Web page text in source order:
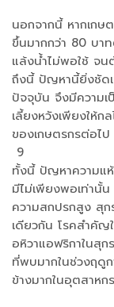
นอกจากนี้ หากเกษ
ขึ้นมากกว่า 80 บา
แล้งน้ำไม่พอใช้ จน
ถึงนี้ ปัญหานี้ยิ่งชัดเ
ปัจจุบัน จึงมีความเ
เลี้ยงหวังเพียงให้ก
ของเกษตรกรต่อไป
9
ทั้งนี้ ปัญหาความแ
มีไม่เพียงพอเท่า
ความสกปรกสูง สุ
เดียวกัน โรคสำคั
อหิวาแอฟริกาในสุ
ที่พบมากในช่วงฤดู
ข้างมากในอุตสาหก